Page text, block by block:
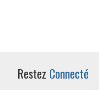
Restez Connecté